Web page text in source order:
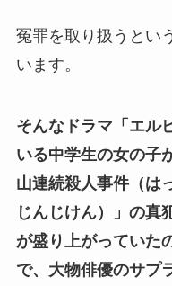
冤罪を取り扱うとい
います。
そんなドラマ「エル
いる中学生の女の子
山連続殺人事件（は
じんじけん）」の真
が盛り上がっていた
で、大物俳優のサプ